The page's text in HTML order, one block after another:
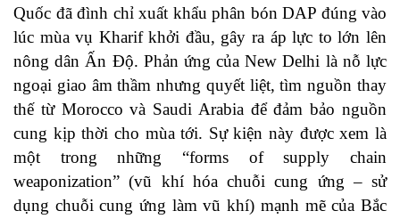
Quốc đã đình chỉ xuất khẩu phân bón DAP đúng vào
lúc mùa vụ Kharif khởi đầu, gây ra áp lực to lớn lên
nông dân Ấn Độ. Phản ứng của New Delhi là nỗ lực
ngoại giao âm thầm nhưng quyết liệt, tìm nguồn thay
thế từ Morocco và Saudi Arabia để đảm bảo nguồn
cung kịp thời cho mùa tới. Sự kiện này được xem là
một trong những “forms of supply chain
weaponization” (vũ khí hóa chuỗi cung ứng – sử
dụng chuỗi cung ứng làm vũ khí) mạnh mẽ của Bắc